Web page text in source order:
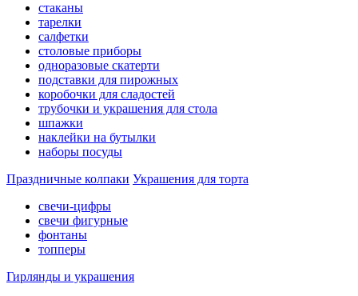
стаканы
тарелки
салфетки
столовые приборы
одноразовые скатерти
подставки для пирожных
коробочки для сладостей
трубочки и украшения для стола
шпажки
наклейки на бутылки
наборы посуды
Праздничные колпаки Украшения для торта
свечи-цифры
свечи фигурные
фонтаны
топперы
Гирлянды и украшения